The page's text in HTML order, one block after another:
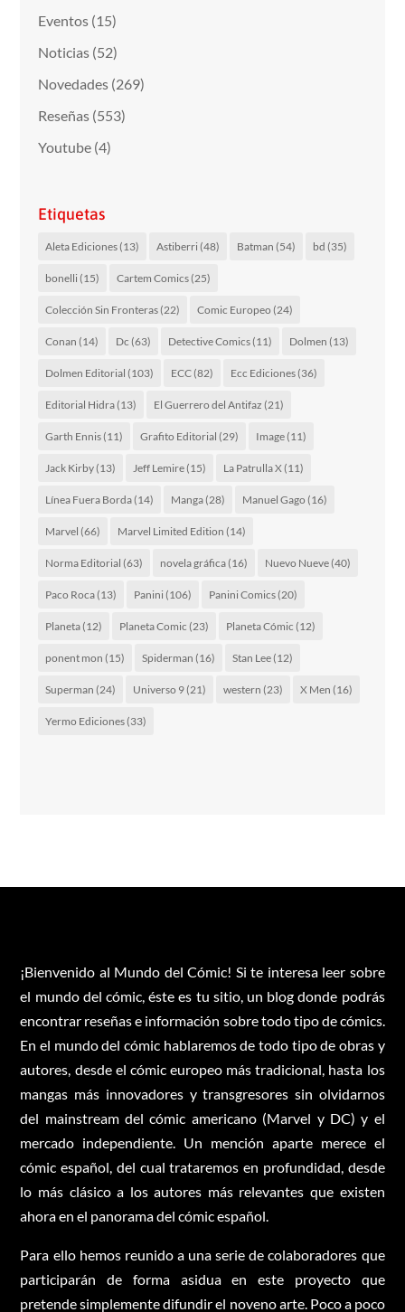
Eventos (15)
Noticias (52)
Novedades (269)
Reseñas (553)
Youtube (4)
Etiquetas
Aleta Ediciones(13) Astiberri(48) Batman (54) bd (35)
bonelli(15) Cartem Comics(25)
Colección Sin Fronteras(22) Comic Europeo (24)
Conan (14) Dc (63) Detective Comics(11) Dolmen (13)
Dolmen Editorial (103) ECC(82) Ecc Ediciones(36)
Editorial Hidra(13) El Guerrero del Antifaz (21)
Garth Ennis(11) Grafito Editorial (29) Image(11)
Jack Kirby(13) Jeff Lemire(15) La Patrulla X(11)
Línea Fuera Borda(14) Manga(28) Manuel Gago (16)
Marvel (66) Marvel Limited Edition (14)
Norma Editorial (63) novela gráfica(16) Nuevo Nueve(40)
Paco Roca(13) Panini(106) Panini Comics(20)
Planeta(12) Planeta Comic (23) Planeta Cómic (12)
ponent mon (15) Spiderman (16) Stan Lee(12)
Superman (24) Universo 9(21) western (23) X Men (16)
Yermo Ediciones(33)
¡Bienvenido al Mundo del Cómic! Si te interesa leer sobre
el mundo del cómic, éste es tu sitio, un blog donde podrás
encontrar reseñas e información sobre todo tipo de cómics.
En el mundo del cómic hablaremos de todo tipo de obras y
autores, desde el cómic europeo más tradicional, hasta los
mangas más innovadores y transgresores sin olvidarnos
del mainstream del cómic americano (Marvel y DC) y el
mercado independiente. Un mención aparte merece el
cómic español, del cual trataremos en profundidad, desde
lo más clásico a los autores más relevantes que existen
ahora en el panorama del cómic español.
Para ello hemos reunido a una serie de colaboradores que
participarán de forma asidua en este proyecto que
pretende simplemente difundir el noveno arte. Poco a poco